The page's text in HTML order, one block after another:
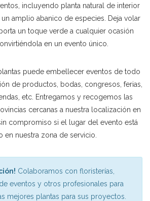
incluyendo planta natural de interior
amplio abanico de especies. Deja volar
un toque verde a cualquier ocasión
en un evento único.
puede embellecer eventos de todo
de productos, bodas, congresos, ferias,
etc. Entregamos y recogemos las
cercanas a nuestra localización en
compromiso si el lugar del evento está
en nuestra zona de servicio.
Colaboramos con floristerías,
eventos y otros profesionales para
mejores plantas para sus proyectos.